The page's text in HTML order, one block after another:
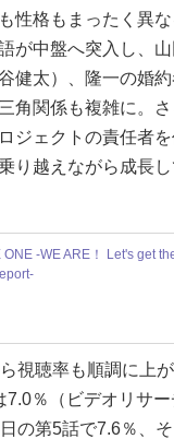
性格もまったく異
が中盤へ突入し、
健太）、隆一の婚
角関係も複雑に。
ジェクトの責任者
り越えながら成長
ONE -WE ARE！ Let's get
視聴率も順調に上
7.0％（ビデオリサ
の第5話で7.6％、